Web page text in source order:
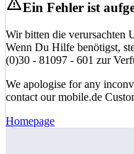
Ein Fehler ist
Wir bitten die verursachten
Wenn Du Hilfe benötigst,
(0)30 - 81097 - 601 zur
We apologise for any
contact our mobile.de
Homepage